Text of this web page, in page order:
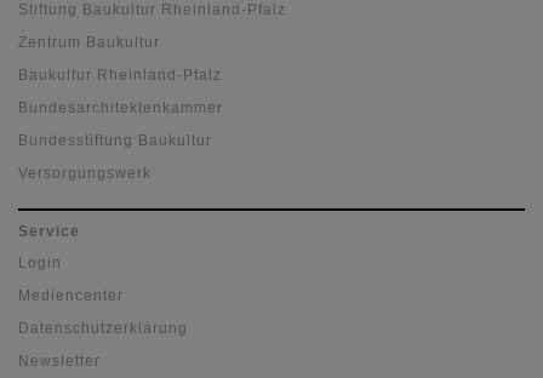
Stiftung Baukultur Rheinland-Pfalz
Zentrum Baukultur
Baukultur Rheinland-Pfalz
Bundesarchitektenkammer
Bundesstiftung Baukultur
Versorgungswerk
Service
Login
Mediencenter
Datenschutzerklärung
Newsletter